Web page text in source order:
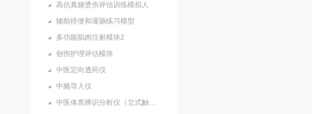
高仿真烧烫伤评估训练模拟人
辅助排便和灌肠练习模型
多功能肌肉注射模块2
创伤护理评估模块
中医定向透药仪
中频导入仪